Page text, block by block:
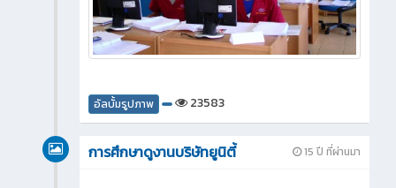
อัลบั้มรูปภาพ 23583
15 ปี ที่ผ่านมา
การศึกษาดูงานบริษัทยูนิตี้